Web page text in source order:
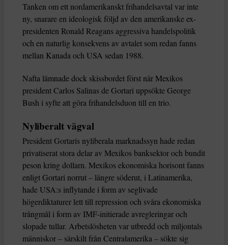
Tanken om ett nordamerikanskt frihandelsavtal var inte
ny, snarare en ideologisk följd av den amerikanske ex-
presidenten Ronald Reagans aggressiva handelspolitik
och en naturlig konsekvens av avtalet som redan fanns
mellan Kanada och USA sedan 1988.
Nafta lämnade dock skissbordet först när Mexikos
president Carlos Salinas de Gortari uppsökte George
Bush i syfte att göra frihandelsduon till en trio.
Nyliberalt vägval
President Gortaris nyliberala marknadssyn hade redan
privatiserat stora delar av Mexikos banksektor och bundit
peson kring dollarn. Mexikos ekonomiska horisont fanns
enligt Gortari norrut – längre söderut, i Latinamerika,
hade USA:s inflytande i form av seglivade
högerdiktaturer lett till repression och svåra ekonomiska
trångmål i form av IMF-initierade avregleringar och
slopade tullar. Arbetslösheten var utbredd och miljontals
människor – särskilt från Centralamerika – sökte sig